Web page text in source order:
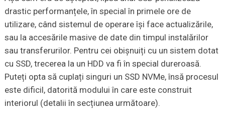
drastic performanțele, în special în primele ore de
utilizare, când sistemul de operare își face actualizările,
sau la accesările masive de date din timpul instalărilor
sau transferurilor. Pentru cei obișnuiți cu un sistem dotat
cu SSD, trecerea la un HDD va fi în special dureroasă.
Puteți opta să cuplați singuri un SSD NVMe, însă procesul
este dificil, datorită modului în care este construit
interiorul (detalii în secțiunea următoare).